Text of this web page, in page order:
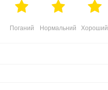
Хороший
Нормальний
Поганий